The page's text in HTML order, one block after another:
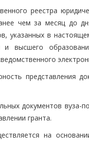
реестра
чем за месяц до
указанных в
и высшего
представления
документов вуза-
гранта.
на